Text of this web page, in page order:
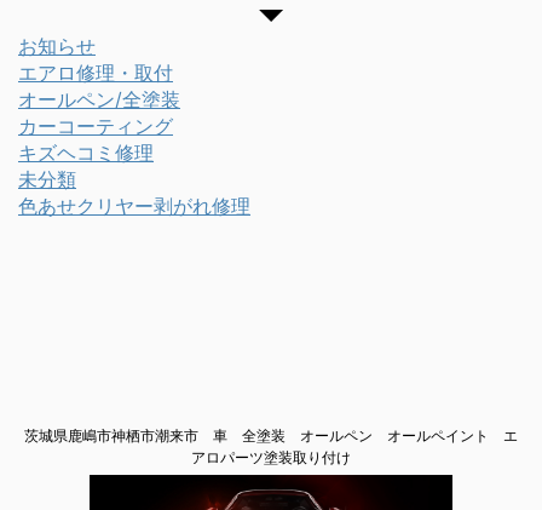
お知らせ
エアロ修理・取付
オールペン/全塗装
カーコーティング
キズヘコミ修理
未分類
色あせクリヤー剥がれ修理
茨城県鹿嶋市神栖市潮来市 車 全塗装 オールペン オールペイント エ
アロパーツ塗装取り付け